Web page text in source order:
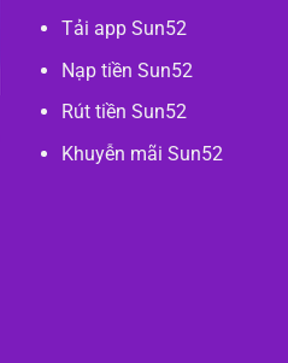
Tải app Sun52
Nạp tiền Sun52
Rút tiền Sun52
Khuyễn mãi Sun52